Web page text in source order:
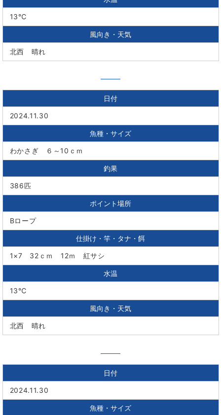
13℃
風向き・天気
北西 晴れ
日付
2024.11.30
魚種・サイズ
わかさぎ ６～10ｃｍ
釣果
386匹
ポイント場所
Bロープ
仕掛け・竿・タナ・餌
1×7 32ｃｍ 12ｍ 紅サシ
水温
13℃
風向き・天気
北西 晴れ
日付
2024.11.30
魚種・サイズ